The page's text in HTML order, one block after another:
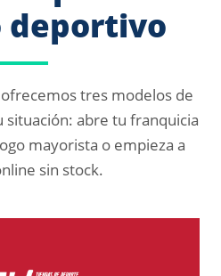
deportivo
tres modelos de
situación: abre tu franquicia
mayorista o empieza a
sin stock.